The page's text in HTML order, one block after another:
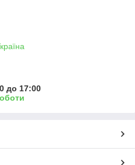
до 17:00